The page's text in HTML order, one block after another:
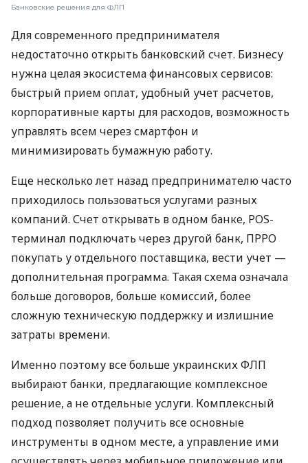
Банковские решения для ФЛП
Для современного предпринимателя
недостаточно открыть банковский счет. Бизнесу
нужна целая экосистема финансовых сервисов:
быстрый прием оплат, удобный учет расчетов,
корпоративные карты для расходов, возможность
управлять всем через смартфон и
минимизировать бумажную работу.
Еще несколько лет назад предпринимателю часто
приходилось пользоваться услугами разных
компаний. Счет открывать в одном банке, POS-
терминал подключать через другой банк, ПРРО
покупать у отдельного поставщика, вести учет —
дополнительная программа. Такая схема означала
больше договоров, больше комиссий, более
сложную техническую поддержку и излишние
затраты времени.
Именно поэтому все больше украинских ФЛП
выбирают банки, предлагающие комплексное
решение, а не отдельные услуги. Комплексный
подход позволяет получить все основные
инструменты в одном месте, а управление ими